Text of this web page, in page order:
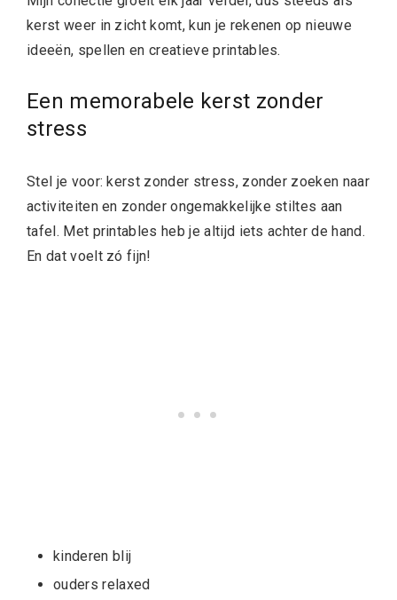
kerst weer in zicht komt, kun je rekenen op nieuwe
ideeën, spellen en creatieve printables.
Een memorabele kerst zonder
stress
Stel je voor: kerst zonder stress, zonder zoeken naar
activiteiten en zonder ongemakkelijke stiltes aan
tafel. Met printables heb je altijd iets achter de hand.
En dat voelt zó fijn!
kinderen blij
ouders relaxed